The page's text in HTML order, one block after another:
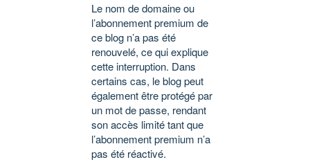
Le nom de domaine ou
l’abonnement premium de
ce blog n’a pas été
renouvelé, ce qui explique
cette interruption. Dans
certains cas, le blog peut
également être protégé par
un mot de passe, rendant
son accès limité tant que
l’abonnement premium n’a
pas été réactivé.